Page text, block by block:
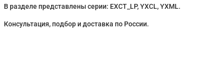
В разделе представлены серии: EXCT_LP, YXCL, YXML.
Консультация, подбор и доставка по России.